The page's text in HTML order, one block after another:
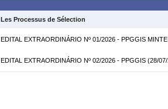
Les Processus de Sélection
EDITAL EXTRAORDINÁRIO Nº 01/2026 - PPGGIS
EDITAL EXTRAORDINÁRIO Nº 02/2026 - PPGGIS (28/